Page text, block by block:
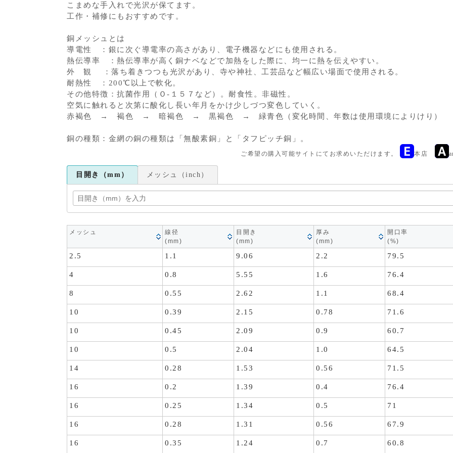
こまめな手入れで光沢が保てます。
工作・補修にもおすすめです。
銅メッシュとは
導電性 ：銀に次ぐ導電率の高さがあり、電子機器などにも使用される。
熱伝導率 ：熱伝導率が高く銅ナベなどで加熱をした際に、均一に熱を伝えやすい。
外 観 ：落ち着きつつも光沢があり、寺や神社、工芸品など幅広い場面で使用される。
耐熱性 ：200℃以上で軟化。
その他特徴：抗菌作用（Ｏ-１５７など）。耐食性。非磁性。
空気に触れると次第に酸化し長い年月をかけ少しづつ変色していく。
赤褐色 → 褐色 → 暗褐色 → 黒褐色 → 緑青色（変化時間、年数は使用環境によりけり）
銅の種類：金網の銅の種類は「無酸素銅」と「タフピッチ銅」。
ご希望の購入可能サイトにてお求めいただけます。 本店
目開き（mm） メッシュ（inch）
メッシュ
線径
(mm)
目開き
(mm)
厚み
(mm)
開口率
(%)
2.5 1.1 9.06 2.2 79.5
4 0.8 5.55 1.6 76.4
8 0.55 2.62 1.1 68.4
10 0.39 2.15 0.78 71.6
10 0.45 2.09 0.9 60.7
10 0.5 2.04 1.0 64.5
14 0.28 1.53 0.56 71.5
16 0.2 1.39 0.4 76.4
16 0.25 1.34 0.5 71
16 0.28 1.31 0.56 67.9
16 0.35 1.24 0.7 60.8